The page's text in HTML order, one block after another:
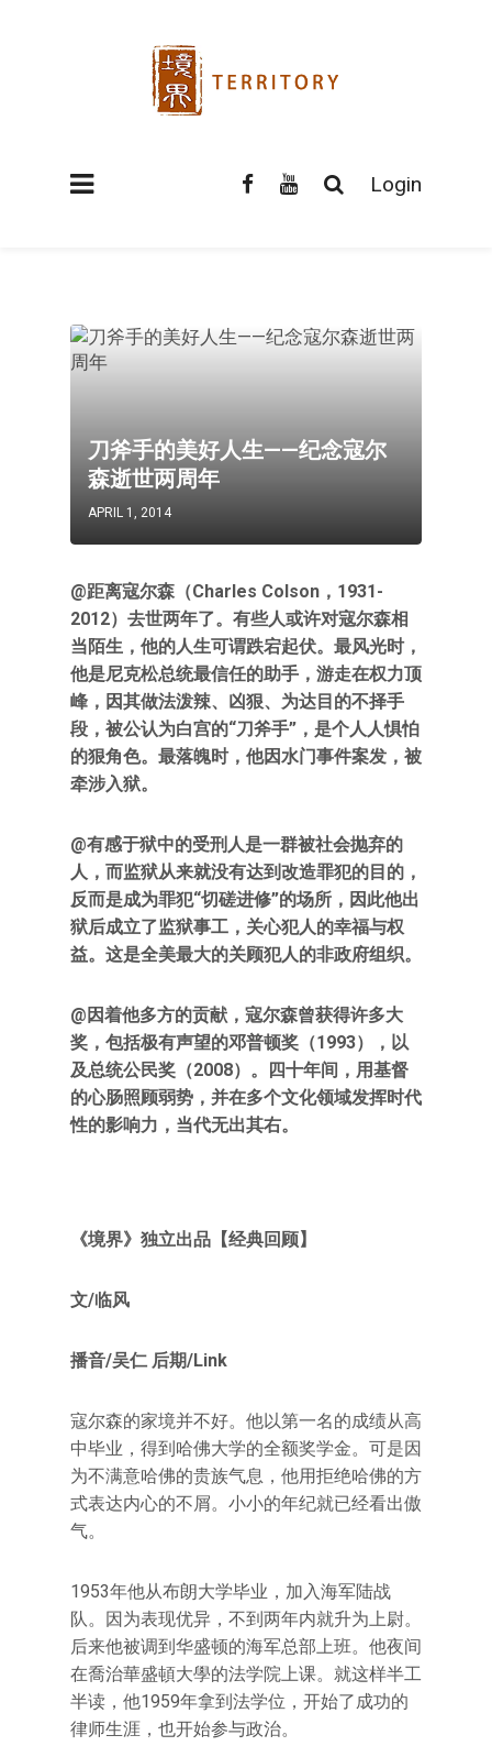
Login
刀斧手的美好人生——纪念寇尔
森逝世两周年
APRIL 1, 2014
@距离寇尔森（Charles Colson，1931-
2012）去世两年了。有些人或许对寇尔森相
当陌生，他的人生可谓跌宕起伏。最风光时，
他是尼克松总统最信任的助手，游走在权力顶
峰，因其做法泼辣、凶狠、为达目的不择手
段，被公认为白宫的“刀斧手”，是个人人惧怕
的狠角色。最落魄时，他因水门事件案发，被
牵涉入狱。
@有感于狱中的受刑人是一群被社会抛弃的
人，而监狱从来就没有达到改造罪犯的目的，
反而是成为罪犯“切磋进修”的场所，因此他出
狱后成立了监狱事工，关心犯人的幸福与权
益。这是全美最大的关顾犯人的非政府组织。
@因着他多方的贡献，寇尔森曾获得许多大
奖，包括极有声望的邓普顿奖（1993），以
及总统公民奖（2008）。四十年间，用基督
的心肠照顾弱势，并在多个文化领域发挥时代
性的影响力，当代无出其右。
《境界》独立出品【经典回顾】
文/临风
播音/吴仁 后期/Link
寇尔森的家境并不好。他以第一名的成绩从高
中毕业，得到哈佛大学的全额奖学金。可是因
为不满意哈佛的贵族气息，他用拒绝哈佛的方
式表达内心的不屑。小小的年纪就已经看出傲
气。
1953年他从布朗大学毕业，加入海军陆战
队。因为表现优异，不到两年内就升为上尉。
后来他被调到华盛顿的海军总部上班。他夜间
在喬治華盛頓大學的法学院上课。就这样半工
半读，他1959年拿到法学位，开始了成功的
律师生涯，也开始参与政治。